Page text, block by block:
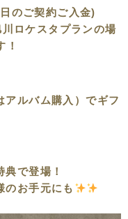
のご契約ご入金)
ロケスタプランの場
！
ルバム購入）でギフ
で登場！
のお手元にも